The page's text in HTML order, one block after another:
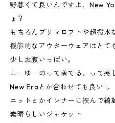
野暮くて良いんですよ、New
ょ？
もちろんプリマロフトや超撥水
機能的なアウターウェアはとて
少しお腹いっぱい。
こーゆーのって着てる、って感
New Eraとか合わせても良いし
ニットとかインナーに挟んで綺
素晴らしいジャケット